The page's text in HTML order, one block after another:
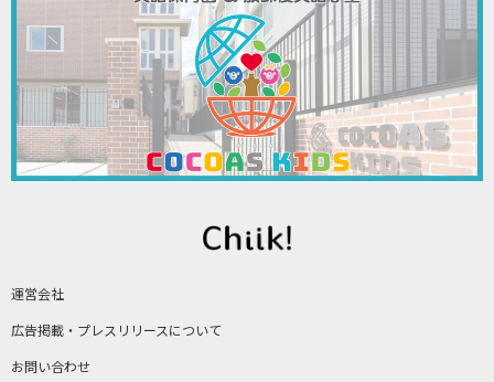
運営会社
広告掲載・プレスリリースについて
お問い合わせ